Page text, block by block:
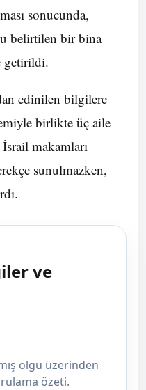
sonucunda,
belirtilen bir bina
getirildi.
edinilen bilgilere
birlikte üç aile
makamları
sunulmazken,
ve
olgu üzerinden
özeti.